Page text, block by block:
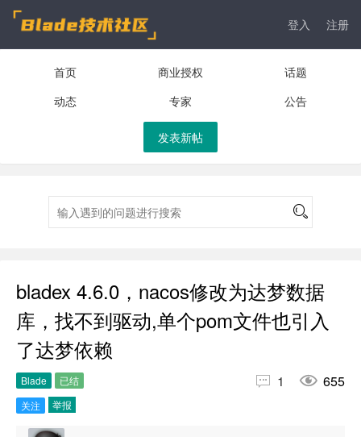
登入 注册
首页 商业授权
话题
动态
专家 公告
发表新帖
bladex 4.6.0，nacos修改为达梦数据
库，找不到驱动,单个pom文件也引入
了达梦依赖
Blade
已结
关注
举报
 1  655